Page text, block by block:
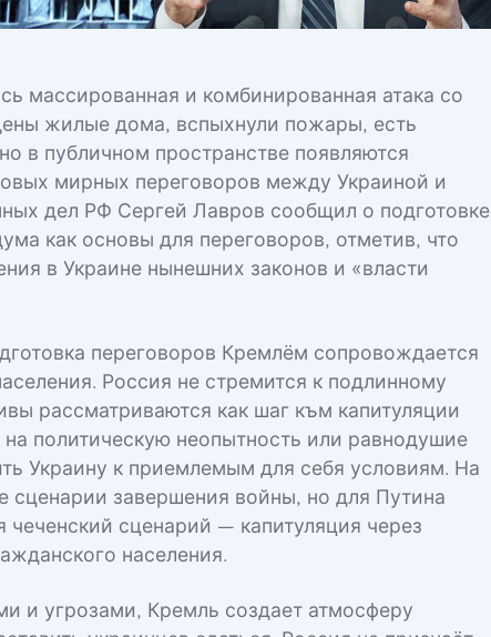
массированная и комбинированная атака со
жилые дома, вспыхнули пожары, есть
в публичном пространстве появляются
мирных переговоров между Украиной и
дел РФ Сергей Лавров сообщил о подготовке
как основы для переговоров, отметив, что
в Украине нынешних законов и «власти
переговоров Кремлём сопровождается
Россия не стремится к подлинному
рассматриваются как шаг към капитуляции
политическую неопытность или равнодушие
Украину к приемлемым для себя условиям. На
сценарии завершения войны, но для Путина
сценарий — капитуляция через
населения.
и угрозами, Кремль создает атмосферу